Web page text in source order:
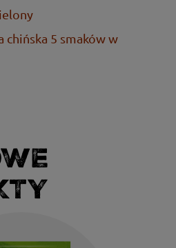
chińska 5 smaków w